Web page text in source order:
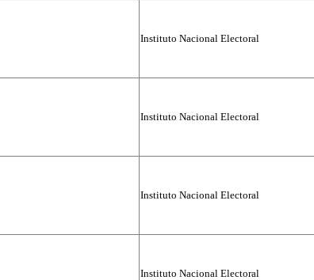
Instituto Nacional Electoral
Instituto Nacional Electoral
Instituto Nacional Electoral
Instituto Nacional Electoral